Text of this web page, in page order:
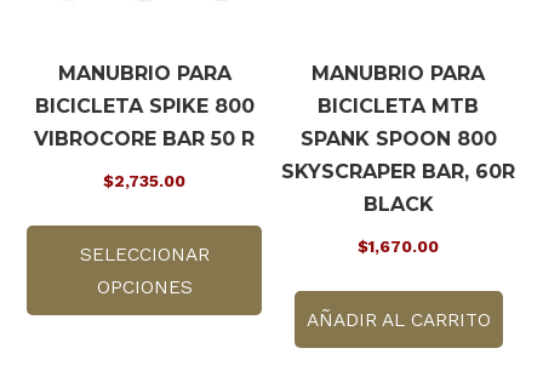
producto
MANUBRIO PARA
BICICLETA SPIKE 800
VIBROCORE BAR 50 R
$2,735.00
SELECCIONAR
OPCIONES
tiene
múltiples
variantes.
MANUBRIO PARA
BICICLETA MTB
SPANK SPOON 800
SKYSCRAPER BAR, 60R
BLACK
$1,670.00
AÑADIR AL CARRITO